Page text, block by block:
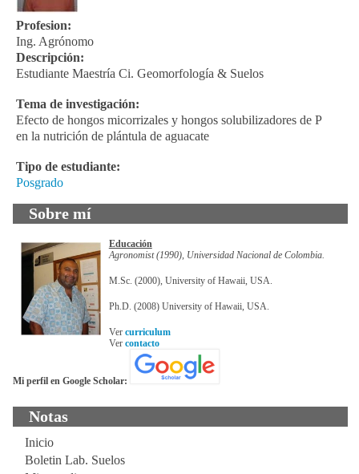
Profesion:
Ing. Agrónomo
Descripción:
Estudiante Maestría Ci. Geomorfología & Suelos
Tema de investigación:
Efecto de hongos micorrizales y hongos solubilizadores de P
en la nutrición de plántula de aguacate
Tipo de estudiante:
Posgrado
Sobre mí
Educación
Agronomist (1990), Universidad Nacional de Colombia.
M.Sc. (2000), University of Hawaii, USA.
Ph.D. (2008) University of Hawaii, USA.
Ver curriculum
Ver contacto
Mi perfil en Google Scholar:
Notas
Inicio
Boletin Lab. Suelos